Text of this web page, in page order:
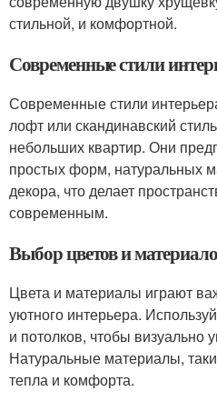
стильной, и комфортной.
Современные стили
Современные стили
лофт или скандинавский
небольших квартир. Они
простых форм, натуральных
декора, что делает
современным.
Выбор цветов и
Цвета и материалы играют
уютного интерьера.
и потолков, чтобы визуально
Натуральные материалы,
тепла и комфорта.